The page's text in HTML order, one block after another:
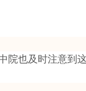
院也及时注意到